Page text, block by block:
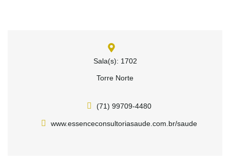
Sala(s): 1702
Torre Norte
(71) 99709-4480
www.essenceconsultoriasaude.com.br/saude